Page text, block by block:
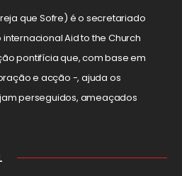
que Sofre) é o secretariado
Aid to the Church
pontifícia que, com base em
e acção -, ajuda os
perseguidos, ameaçados